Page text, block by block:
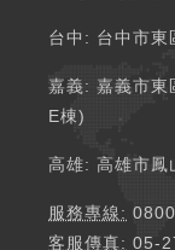
台中: 台中市東
嘉義: 嘉義市東
E棟) ​​
高雄: 高雄市鳳
服務專線:
客服傳真: 05-